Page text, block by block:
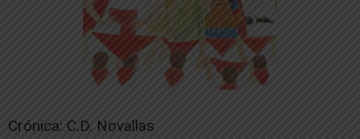
Crónica: C.D. Novallas